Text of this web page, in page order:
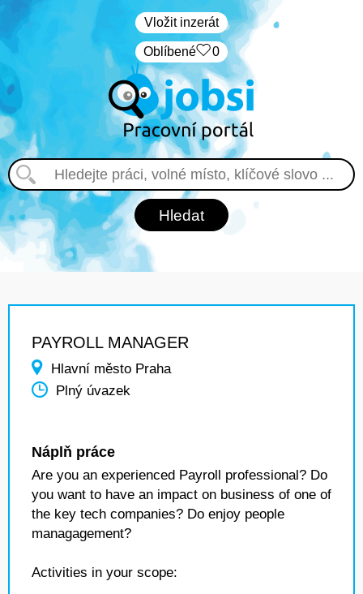
Vložit inzerát
Oblíbené 0
PAYROLL MANAGER
Hlavní město Praha
Plný úvazek
Náplň práce
Are you an experienced Payroll professional? Do
you want to have an impact on business of one of
the key tech companies? Do enjoy people
managagement?
Activities in your scope: